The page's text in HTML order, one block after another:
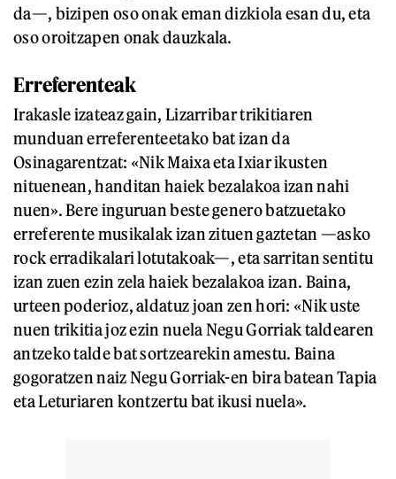
da—, bizipen oso onak eman dizkiola esan du, eta
oso oroitzapen onak dauzkala.
Erreferenteak
Irakasle izateaz gain, Lizarribar trikitiaren
munduan erreferenteetako bat izan da
Osinagarentzat: «Nik Maixa eta Ixiar ikusten
nituenean, handitan haiek bezalakoa izan nahi
nuen». Bere inguruan beste genero batzuetako
erreferente musikalak izan zituen gaztetan —asko
rock erradikalari lotutakoak—, eta sarritan sentitu
izan zuen ezin zela haiek bezalakoa izan. Baina,
urteen poderioz, aldatuz joan zen hori: «Nik uste
nuen trikitia joz ezin nuela Negu Gorriak taldearen
antzeko talde bat sortzearekin amestu. Baina
gogoratzen naiz Negu Gorriak-en bira batean Tapia
eta Leturiaren kontzertu bat ikusi nuela».